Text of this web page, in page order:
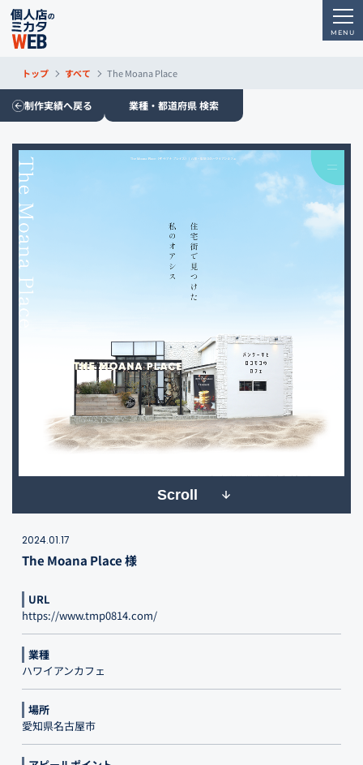
トップ すべて The Moana Place
制作実績へ戻る 業種・都道府県 検索
Scroll
2024.01.17
The Moana Place 様
URL
https://www.tmp0814.com/
業種
ハワイアンカフェ
場所
愛知県名古屋市